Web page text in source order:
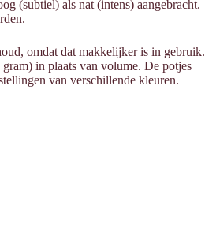
(subtiel) als nat (intens) aangebracht.
omdat dat makkelijker is in gebruik.
in plaats van volume. De potjes
van verschillende kleuren.